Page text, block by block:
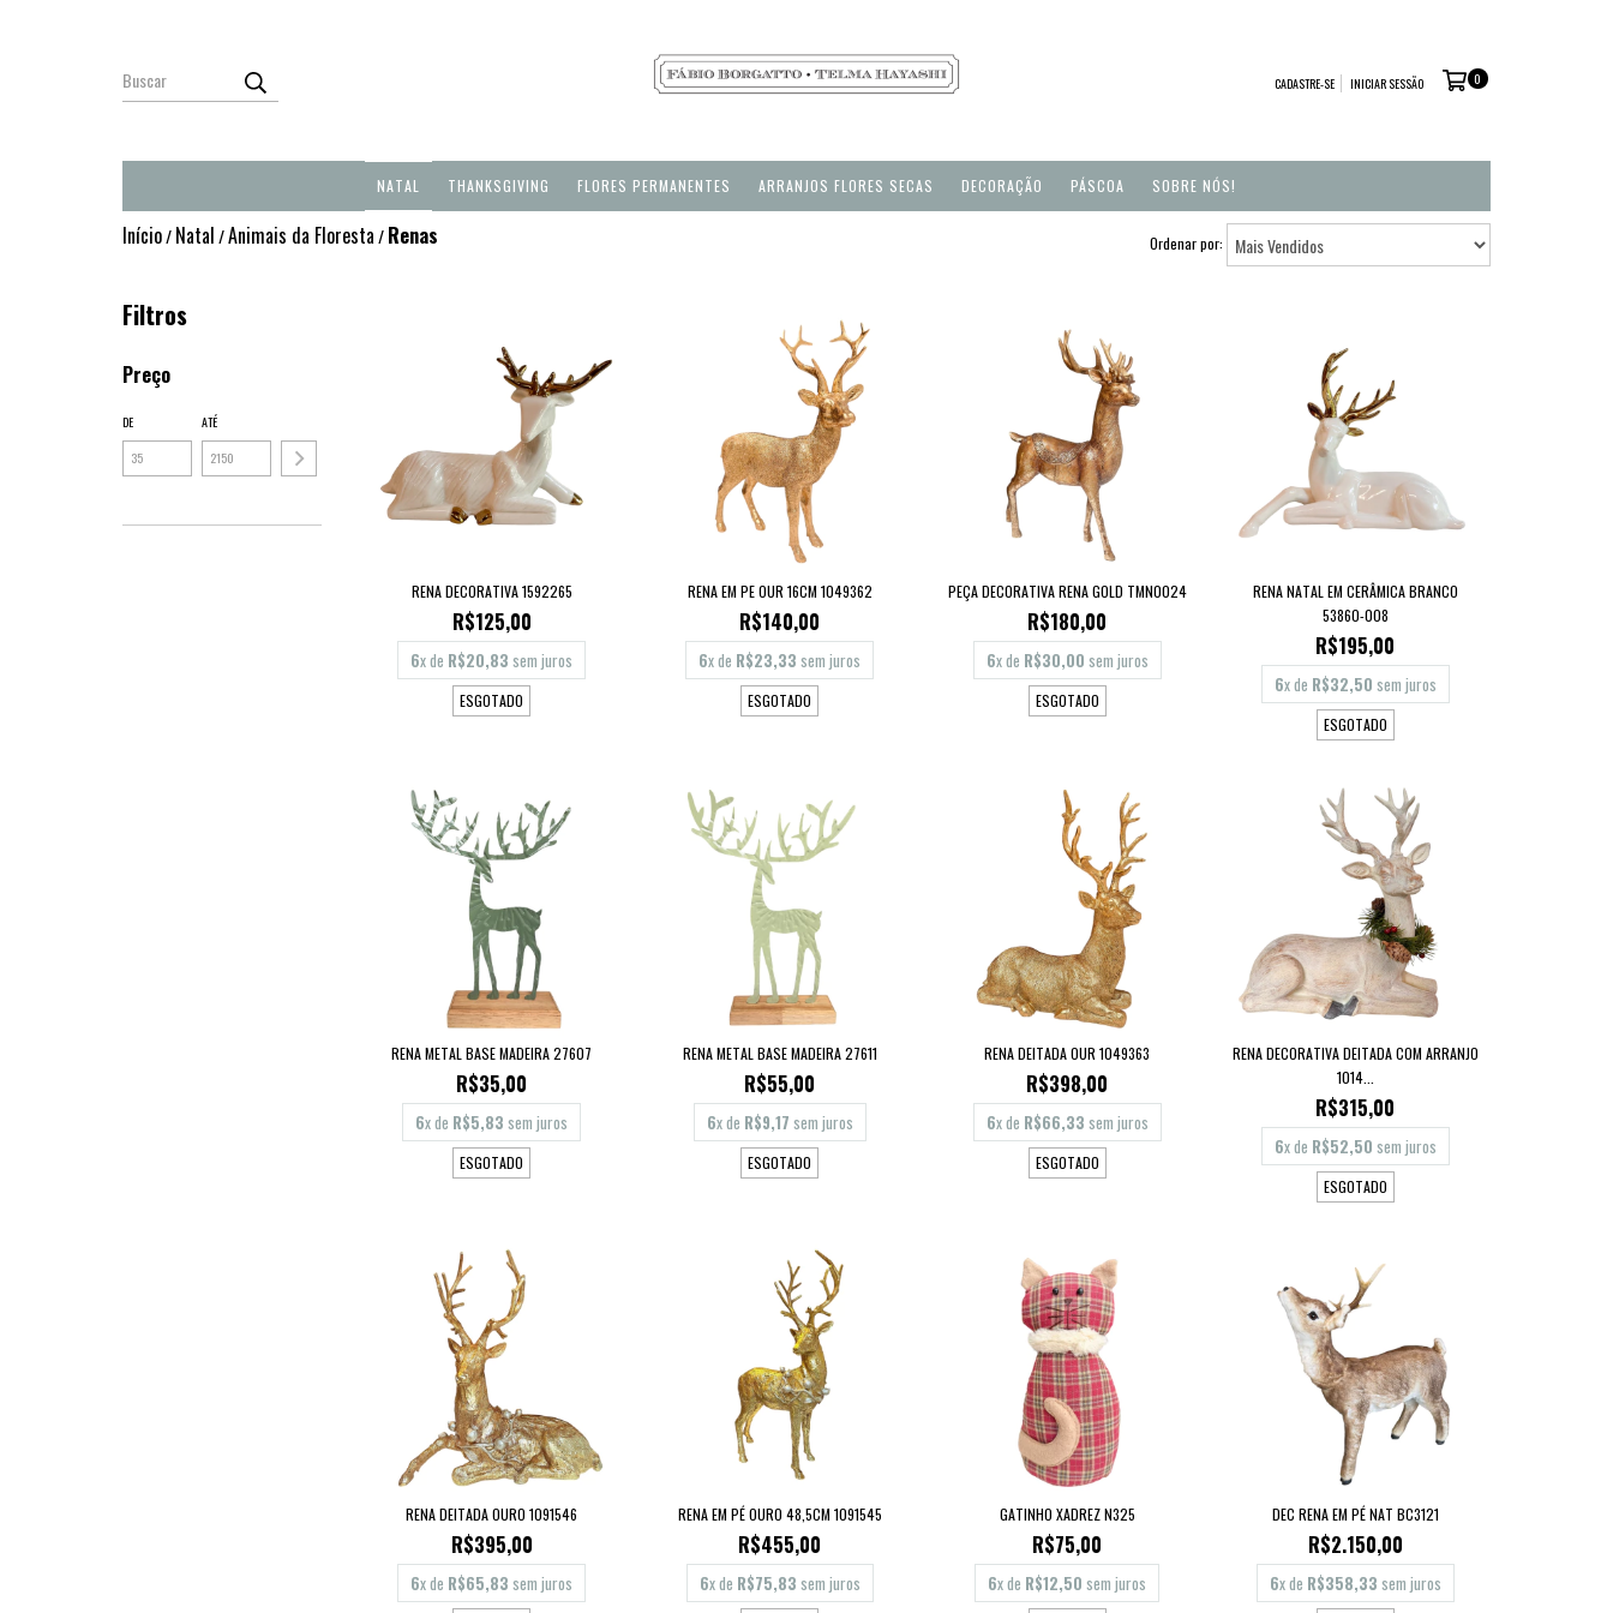
CADASTRE-SE INICIAR SESSÃO 0
NATAL THANKSGIVING FLORES PERMANENTES ARRANJOS FLORES SECAS DECORAÇÃO PÁSCOA SOBRE NÓS!
Início/Natal/Animais da Floresta/Renas Ordenar por:
Filtros
Preço
DE ATÉ
RENA DECORATIVA 1592265
R$125,00
6x de R$20,83 sem juros
ESGOTADO
RENA EM PE OUR 16CM 1049362
R$140,00
6x de R$23,33 sem juros
ESGOTADO
PEÇA DECORATIVA RENA GOLD TMN0024
R$180,00
6x de R$30,00 sem juros
ESGOTADO
RENA NATAL EM CERÂMICA BRANCO
53860-008
R$195,00
6x de R$32,50 sem juros
ESGOTADO
RENA METAL BASE MADEIRA 27607
R$35,00
6x de R$5,83 sem juros
ESGOTADO
RENA METAL BASE MADEIRA 27611
R$55,00
6x de R$9,17 sem juros
ESGOTADO
RENA DEITADA OUR 1049363
R$398,00
6x de R$66,33 sem juros
ESGOTADO
RENA DECORATIVA DEITADA COM ARRANJO
1014...
R$315,00
6x de R$52,50 sem juros
ESGOTADO
RENA DEITADA OURO 1091546
R$395,00
6x de R$65,83 sem juros
RENA EM PÉ OURO 48,5CM 1091545
R$455,00
6x de R$75,83 sem juros
GATINHO XADREZ N325
R$75,00
6x de R$12,50 sem juros
DEC RENA EM PÉ NAT BC3121
R$2.150,00
6x de R$358,33 sem juros